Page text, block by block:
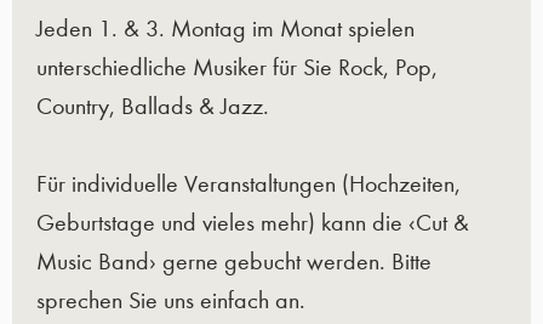
Jeden 1. & 3. Montag im Monat spielen
unterschiedliche Musiker für Sie Rock, Pop,
Country, Ballads & Jazz.
Für individuelle Veranstaltungen (Hochzeiten,
Geburtstage und vieles mehr) kann die ‹Cut &
Music Band› gerne gebucht werden. Bitte
sprechen Sie uns einfach an.